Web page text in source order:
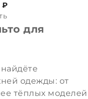
₽
для
одежды: от
тёплых моделей